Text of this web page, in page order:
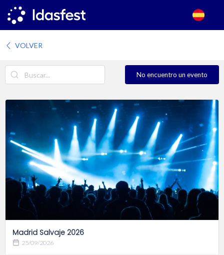
VOLVER
No encuentro un evento
Madrid Salvaje 2026
25/09/2026